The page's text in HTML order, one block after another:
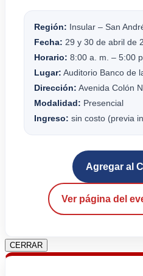
Región: Insular – San
Fecha: 29 y 30 de abril de
Horario: 8:00 a. m. – 5:00
Lugar: Auditorio Banco de
Dirección: Avenida Colón
Modalidad: Presencial
Ingreso: sin costo (previa
Agregar al
Ver página del
CERRAR